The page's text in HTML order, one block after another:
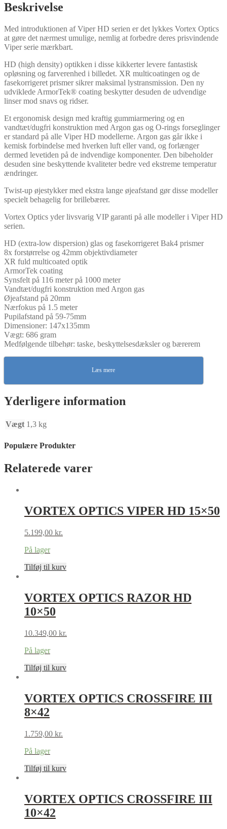
Beskrivelse
Med introduktionen af Viper HD serien er det lykkes Vortex Optics
at gøre det nærmest umulige, nemlig at forbedre deres prisvindende
Viper serie mærkbart.
HD (high density) optikken i disse kikkerter levere fantastisk
opløsning og farverenhed i billedet. XR multicoatingen og de
fasekorrigeret prismer sikrer maksimal lystransmission. Den ny
udviklede ArmorTek® coating beskytter desuden de udvendige
linser mod snavs og ridser.
Et ergonomisk design med kraftig gummiarmering og en
vandtæt/dugfri konstruktion med Argon gas og O-rings forseglinger
er standard på alle Viper HD modellerne. Argon gas går ikke i
kemisk forbindelse med hverken luft eller vand, og forlænger
dermed levetiden på de indvendige komponenter. Den bibeholder
desuden sine beskyttende kvaliteter bedre ved ekstreme temperatur
ændringer.
Twist-up øjestykker med ekstra lange øjeafstand gør disse modeller
specielt behagelig for brillebærer.
Vortex Optics yder livsvarig VIP garanti på alle modeller i Viper HD
serien.
HD (extra-low dispersion) glas og fasekorrigeret Bak4 prismer
8x forstørrelse og 42mm objektivdiameter
XR fuld multicoated optik
ArmorTek coating
Synsfelt på 116 meter på 1000 meter
Vandtæt/dugfri konstruktion med Argon gas
Øjeafstand på 20mm
Nærfokus på 1.5 meter
Pupilafstand på 59-75mm
Dimensioner: 147x135mm
Vægt: 686 gram
Medfølgende tilbehør: taske, beskyttelsesdæksler og bærerem
Læs mere
Yderligere information
Vægt 1,3 kg
Populære Produkter
Relaterede varer
VORTEX OPTICS VIPER HD 15×50
5.199,00 kr.
På lager
Tilføj til kurv
VORTEX OPTICS RAZOR HD
10×50
10.349,00 kr.
På lager
Tilføj til kurv
VORTEX OPTICS CROSSFIRE III
8×42
1.759,00 kr.
På lager
Tilføj til kurv
VORTEX OPTICS CROSSFIRE III
10×42